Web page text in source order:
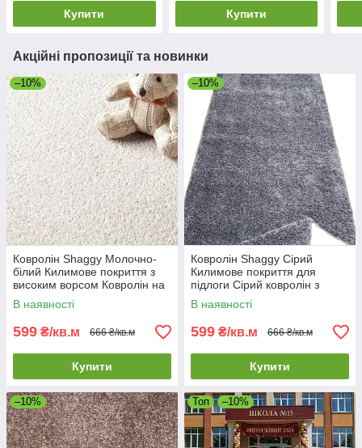
Купити Купити
Акційні пропозиції та новинки
–10%
Ковролін Shaggy Молочно-
білий Килимове покриття з
високим ворсом Ковролін на
відріз
В наявності
599 ₴/кв.м 666 ₴/кв.м
Купити
–10%
Ковролін Shaggy Сірий
Килимове покриття для
підлоги Сірий ковролін з
високим ворсом
В наявності
599 ₴/кв.м 666 ₴/кв.м
Купити
–10% Топ –10%